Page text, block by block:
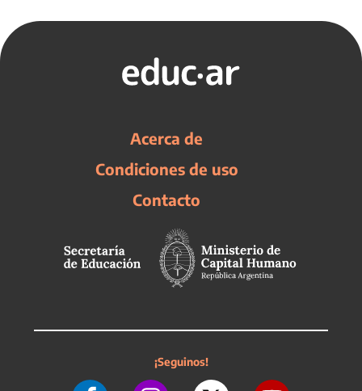
Acerca de
Condiciones de uso
Contacto
¡Seguinos!